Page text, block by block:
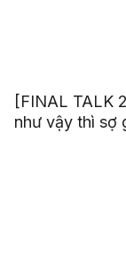
[FINAL TALK
như vậy thì sợ